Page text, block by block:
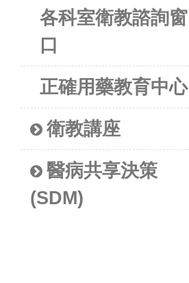
各科室衛教諮詢窗
口
正確用藥教育中心
衛教講座
醫病共享決策
(SDM)